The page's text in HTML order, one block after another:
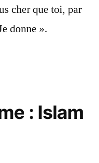
cher que toi, par
donne ».
: Islam